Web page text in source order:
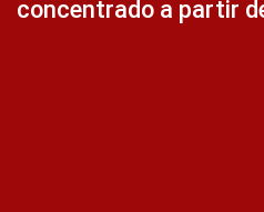
concentrado a partir